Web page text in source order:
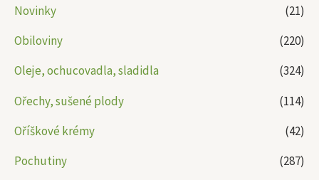
Novinky
(21)
Obiloviny
(220)
Oleje, ochucovadla, sladidla
(324)
Ořechy, sušené plody
(114)
Oříškové krémy
(42)
Pochutiny
(287)